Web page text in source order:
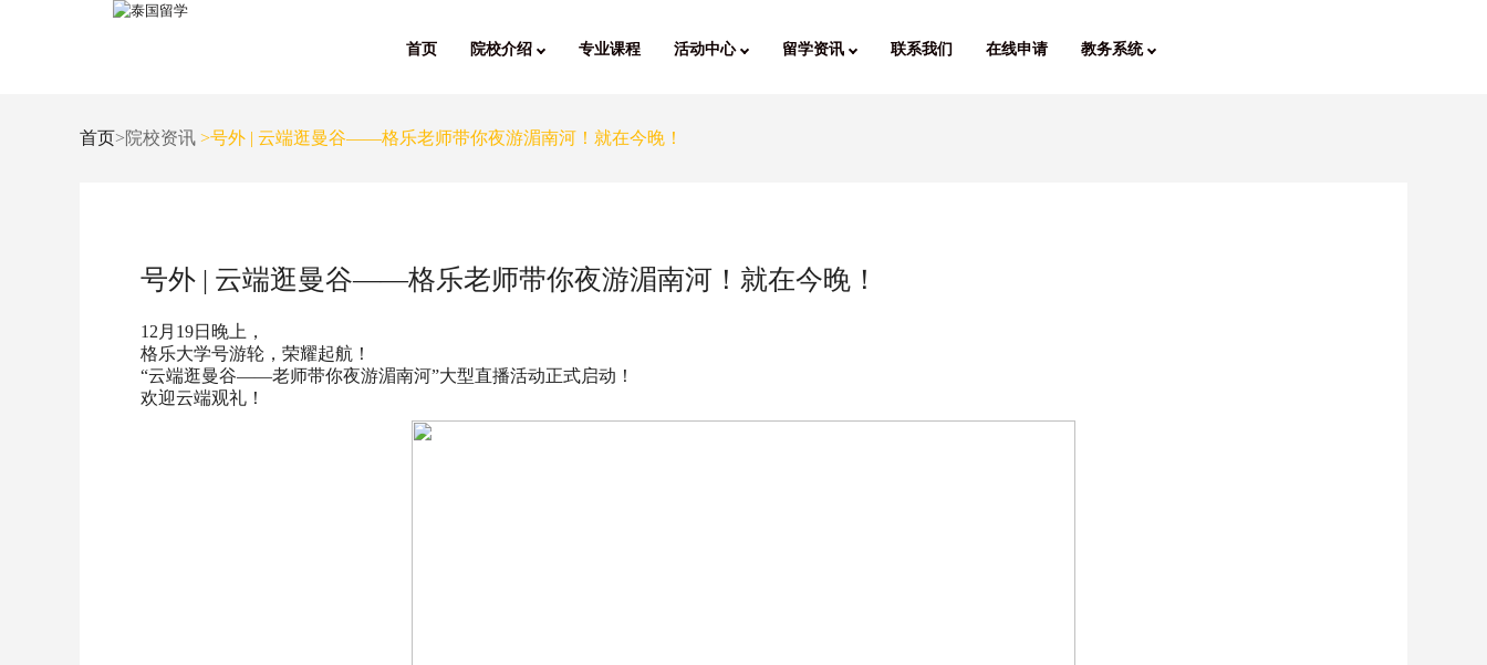
首页 院校介绍 专业课程 活动中心 留学资讯 联系我们 在线申请 教务系统
首页>院校资讯 >号外 | 云端逛曼谷——格乐老师带你夜游湄南河！就在今晚！
号外 | 云端逛曼谷——格乐老师带你夜游湄南河！就在今晚！
12月19日晚上，
格乐大学号游轮，荣耀起航！
“云端逛曼谷——老师带你夜游湄南河”大型直播活动正式启动！
欢迎云端观礼！